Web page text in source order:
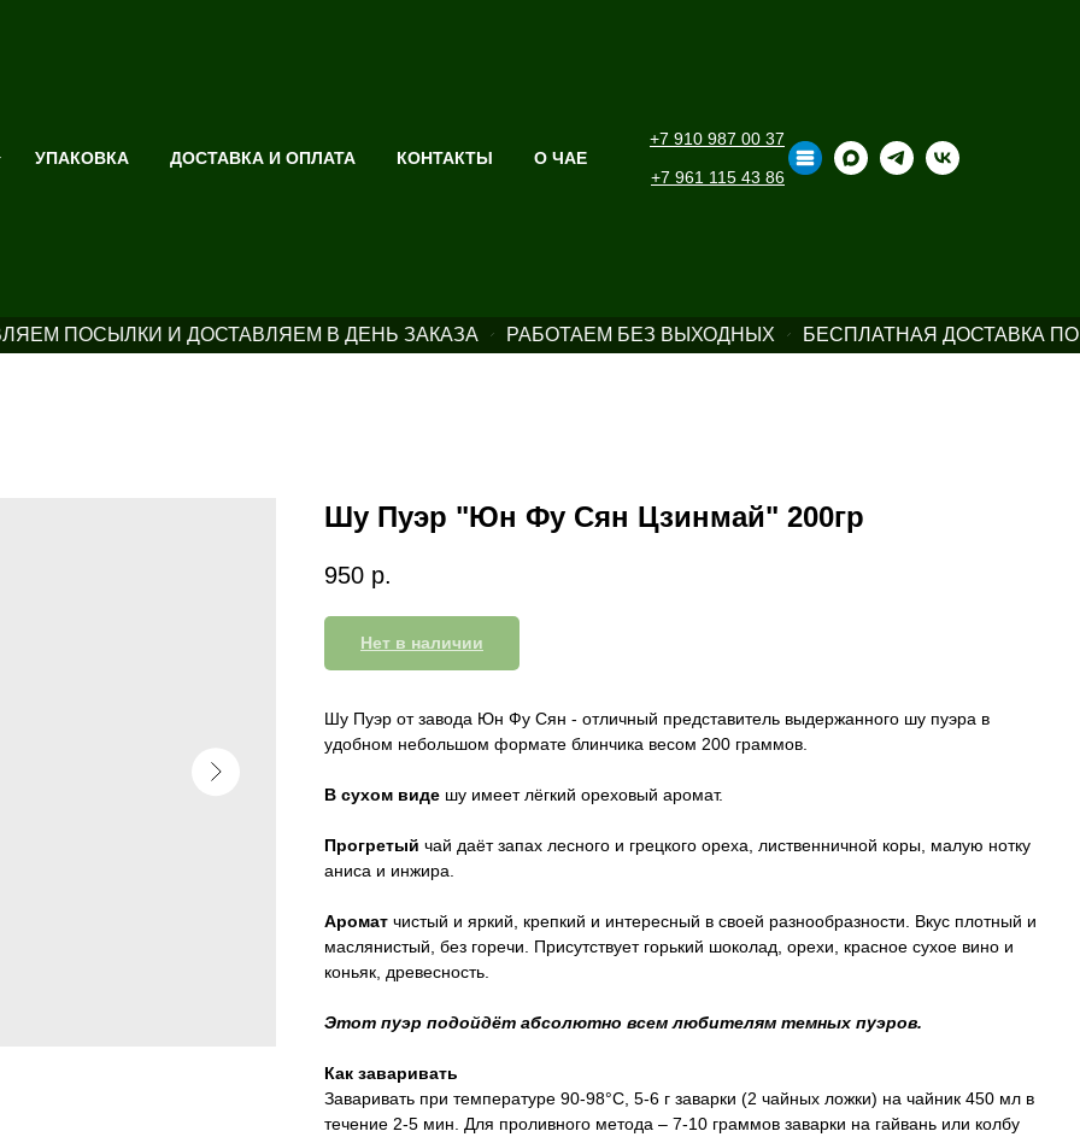
УПАКОВКА ДОСТАВКА И ОПЛАТА КОНТАКТЫ О ЧАЕ
+7 910 987 00 37
+7 961 115 43 86
ПОСЫЛКИ И ДОСТАВЛЯЕМ В ДЕНЬ ЗАКАЗА РАБОТАЕМ БЕЗ ВЫХОДНЫХ БЕСПЛАТНАЯ ДОСТАВКА ПО
Шу Пуэр "Юн Фу Сян Цзинмай" 200гр
950 р.
Нет в наличии
Шу Пуэр от завода Юн Фу Сян - отличный представитель выдержанного шу пуэра в
удобном небольшом формате блинчика весом 200 граммов.
В сухом виде шу имеет лёгкий ореховый аромат.
Прогретый чай даёт запах лесного и грецкого ореха, лиственничной коры, малую нотку
аниса и инжира.
Аромат чистый и яркий, крепкий и интересный в своей разнообразности. Вкус плотный и
маслянистый, без горечи. Присутствует горький шоколад, орехи, красное сухое вино и
коньяк, древесность.
Этот пуэр подойдёт абсолютно всем любителям темных пуэров.
Как заваривать
Заваривать при температуре 90-98°C, 5-6 г заварки (2 чайных ложки) на чайник 450 мл в
течение 2-5 мин. Для проливного метода – 7-10 граммов заварки на гайвань или колбу